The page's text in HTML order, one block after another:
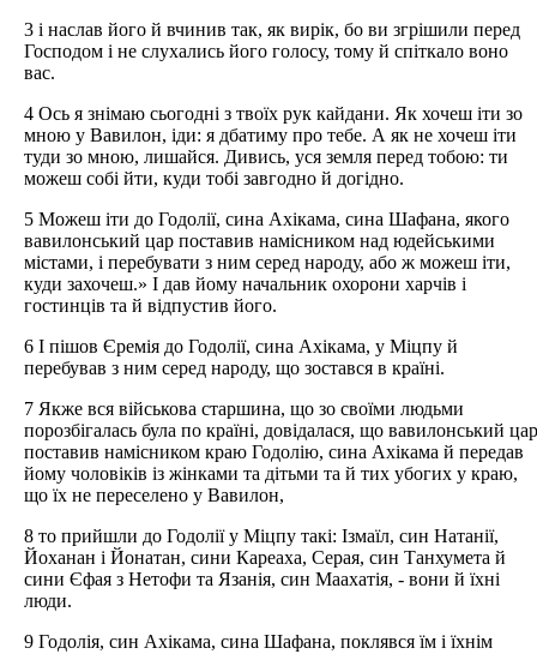
3 і наслав його й вчинив так, як вирік, бо ви згрішили перед
Господом і не слухались його голосу, тому й спіткало воно
вас.
4 Ось я знімаю сьогодні з твоїх рук кайдани. Як хочеш іти зо
мною у Вавилон, іди: я дбатиму про тебе. А як не хочеш іти
туди зо мною, лишайся. Дивись, уся земля перед тобою: ти
можеш собі йти, куди тобі завгодно й догідно.
5 Можеш іти до Годолії, сина Ахікама, сина Шафана, якого
вавилонський цар поставив намісником над юдейськими
містами, і перебувати з ним серед народу, або ж можеш іти,
куди захочеш.» І дав йому начальник охорони харчів і
гостинців та й відпустив його.
6 І пішов Єремія до Годолії, сина Ахікама, у Міцпу й
перебував з ним серед народу, що зостався в країні.
7 Якже вся військова старшина, що зо своїми людьми
порозбігалась була по країні, довідалася, що вавилонський цар
поставив намісником краю Годолію, сина Ахікама й передав
йому чоловіків із жінками та дітьми та й тих убогих у краю,
що їх не переселено у Вавилон,
8 то прийшли до Годолії у Міцпу такі: Ізмаїл, син Натанії,
Йоханан і Йонатан, сини Кареаха, Серая, син Танхумета й
сини Єфая з Нетофи та Язанія, син Маахатія, - вони й їхні
люди.
9 Годолія, син Ахікама, сина Шафана, поклявся їм і їхнім